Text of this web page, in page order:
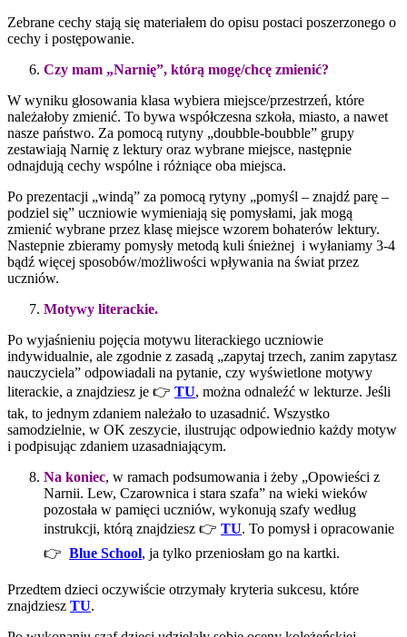
Zebrane cechy stają się materiałem do opisu postaci poszerzonego o
cechy i postępowanie.
Czy mam „Narnię”, którą mogę/chcę zmienić?
W wyniku głosowania klasa wybiera miejsce/przestrzeń, które
należałoby zmienić. To bywa współczesna szkoła, miasto, a nawet
nasze państwo. Za pomocą rutyny „doubble-boubble” grupy
zestawiają Narnię z lektury oraz wybrane miejsce, następnie
odnajdują cechy wspólne i różniące oba miejsca.
Po prezentacji „windą” za pomocą rytyny „pomyśl – znajdź parę –
podziel się” uczniowie wymieniają się pomysłami, jak mogą
zmienić wybrane przez klasę miejsce wzorem bohaterów lektury.
Nastepnie zbieramy pomysły metodą kuli śnieżnej i wyłaniamy 3-4
bądź więcej sposobów/możliwości wpływania na świat przez
uczniów.
Motywy literackie.
Po wyjaśnieniu pojęcia motywu literackiego uczniowie
indywidualnie, ale zgodnie z zasadą „zapytaj trzech, zanim zapytasz
nauczyciela” odpowiadali na pytanie, czy wyświetlone motywy
literackie, a znajdziesz je 👉 TU, można odnaleźć w lekturze. Jeśli
tak, to jednym zdaniem należało to uzasadnić. Wszystko
samodzielnie, w OK zeszycie, ilustrując odpowiednio każdy motyw
i podpisując zdaniem uzasadniającym.
Na koniec, w ramach podsumowania i żeby „Opowieści z
Narnii. Lew, Czarownica i stara szafa” na wieki wieków
pozostała w pamięci uczniów, wykonują szafy według
instrukcji, którą znajdziesz 👉 TU. To pomysł i opracowanie
👉 Blue School, ja tylko przeniosłam go na kartki.
Przedtem dzieci oczywiście otrzymały kryteria sukcesu, które
znajdziesz TU.